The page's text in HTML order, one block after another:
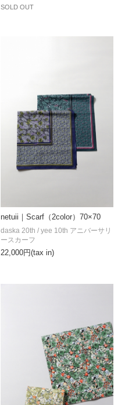
SOLD OUT
netuii｜Scarf（2color）70×70
22,000円(tax in)
daska 20th / yee 10th アニバーサリ
ースカーフ